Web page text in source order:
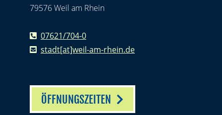
79576 Weil am Rhein
07621/704-0
stadt[at]weil-am-rhein.de
ÖFFNUNGSZEITEN